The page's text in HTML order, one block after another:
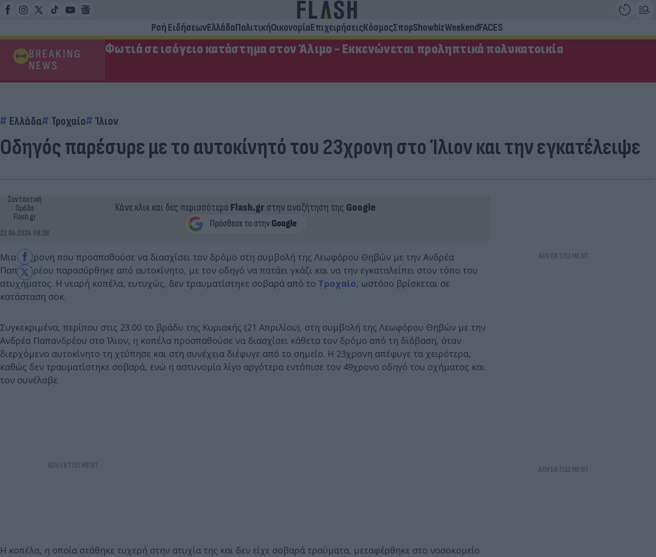
Ροή ΕιδήσεωνΕλλάδαΠολιτικήΟικονομίαΕπιχειρήσειςΚόσμοςΣπορShowbizWeekendFACES
BREAKING
NEWS
Φωτιά σε ισόγειο κατάστημα στον Άλιμο - Εκκενώνεται προληπτικά πολυκατοικία
Ελλάδα Τροχαίο Ίλιον
Οδηγός παρέσυρε με το αυτοκίνητό του 23χρονη στο Ίλιον και την εγκατέλειψε
Συντακτική
Ομάδα
Flash.gr
22.04.2024 08:38
Κάνε κλικ και δες περισσότερο Flash.grστην αναζήτηση της Google
Μια 23χρονη που προσπαθούσε να διασχίσει τον δρόμο στη συμβολή της Λεωφόρου Θηβών με την Ανδρέα
Παπανδρέου παρασύρθηκε από αυτοκίνητο, με τον οδηγό να πατάει γκάζι και να την εγκαταλείπει στον τόπο του
ατυχήματος. Η νεαρή κοπέλα, ευτυχώς, δεν τραυματίστηκε σοβαρά από το Τροχαίο, ωστόσο βρίσκεται σε
κατάσταση σοκ.
Συγκεκριμένα, περίπου στις 23.00 το βράδυ της Κυριακής (21 Απριλίου), στη συμβολή της Λεωφόρου Θηβών με την
Ανδρέα Παπανδρέου στο Ίλιον, η κοπέλα προσπαθούσε να διασχίσει κάθετα τον δρόμο από τη διάβαση, όταν
διερχόμενο αυτοκίνητο τη χτύπησε και στη συνέχεια διέφυγε από το σημείο. Η 23χρονη απέφυγε τα χειρότερα,
καθώς δεν τραυματίστηκε σοβαρά, ενώ η αστυνομία λίγο αργότερα εντόπισε τον 49χρονο οδηγό του οχήματος και
τον συνέλαβε.
Η κοπέλα, η οποία στάθηκε τυχερή στην ατυχία της και δεν είχε σοβαρά τραύματα, μεταφέρθηκε στο νοσοκομείο